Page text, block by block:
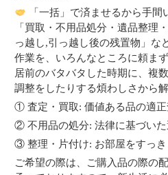
「一括」で済ませるから手間
「買取・不用品処分・遺品整理
っ越し,引っ越し後の残置物」な
作業を、いろんなところに頼ま
居前のバタバタした時期に、複
調整をしたりする煩わしさから解
① 査定・買取: 価値ある品の適正
② 不用品の処分: 法律に基づいた
③ 整理・片付け: お部屋をすっき
ご希望の際は、ご購入品の際の